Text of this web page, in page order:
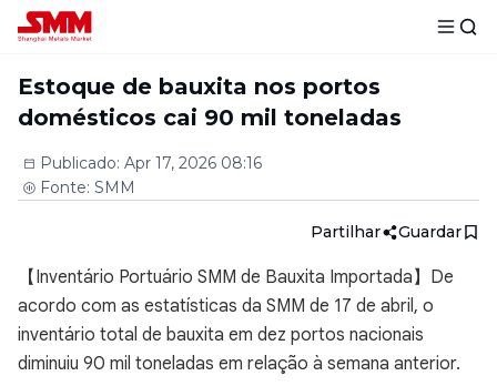
Estoque de bauxita nos portos
domésticos cai 90 mil toneladas
Publicado: Apr 17, 2026 08:16
Fonte: SMM
Partilhar Guardar
【Inventário Portuário SMM de Bauxita Importada】De
acordo com as estatísticas da SMM de 17 de abril, o
inventário total de bauxita em dez portos nacionais
diminuiu 90 mil toneladas em relação à semana anterior.